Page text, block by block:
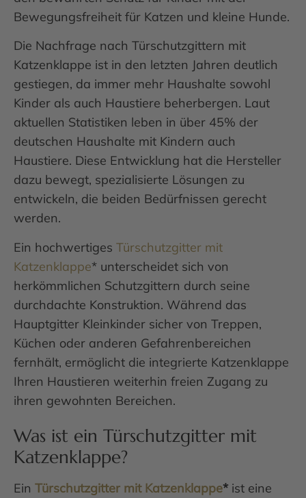
Bewegungsfreiheit für Katzen und kleine Hunde.
Die Nachfrage nach Türschutzgittern mit
Katzenklappe ist in den letzten Jahren deutlich
gestiegen, da immer mehr Haushalte sowohl
Kinder als auch Haustiere beherbergen. Laut
aktuellen Statistiken leben in über 45% der
deutschen Haushalte mit Kindern auch
Haustiere. Diese Entwicklung hat die Hersteller
dazu bewegt, spezialisierte Lösungen zu
entwickeln, die beiden Bedürfnissen gerecht
werden.
Ein hochwertiges Türschutzgitter mit
Katzenklappe* unterscheidet sich von
herkömmlichen Schutzgittern durch seine
durchdachte Konstruktion. Während das
Hauptgitter Kleinkinder sicher von Treppen,
Küchen oder anderen Gefahrenbereichen
fernhält, ermöglicht die integrierte Katzenklappe
Ihren Haustieren weiterhin freien Zugang zu
ihren gewohnten Bereichen.
Was ist ein Türschutzgitter mit
Katzenklappe?
Ein Türschutzgitter mit Katzenklappe* ist eine